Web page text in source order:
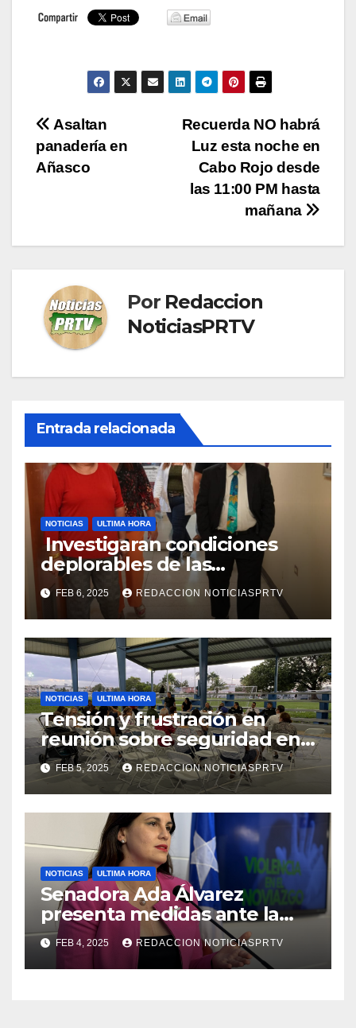
Navegación
de
Recuerda NO habrá
Luz esta noche en
Cabo Rojo desde
las 11:00 PM hasta
mañana
Asaltan
panadería en
Añasco
Por Redaccion
NoticiasPRTV
Entrada relacionada
NOTICIAS ULTIMA HORA
Investigaran condiciones
deplorables de las
facilidades el Departamento
de la Salud en Mayagüez
FEB 6, 2025 REDACCION NOTICIASPRTV
NOTICIAS ULTIMA HORA
Tensión y frustración en
reunión sobre seguridad en
Reparto Metropolitano
FEB 5, 2025 REDACCION NOTICIASPRTV
NOTICIAS ULTIMA HORA
Senadora Ada Álvarez
presenta medidas ante la
violencia en el noviazgo
FEB 4, 2025 REDACCION NOTICIASPRTV